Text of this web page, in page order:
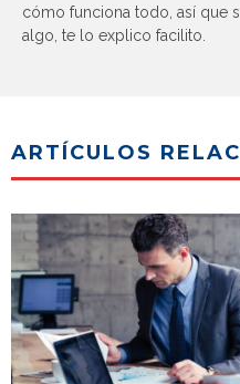
cómo funciona todo, así que
algo, te lo explico facilito.
ARTÍCULOS